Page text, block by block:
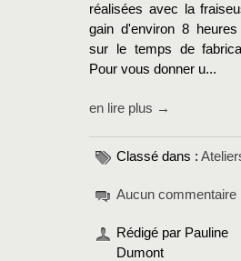
réalisées avec la
gain d'environ 8
sur le temps de
Pour vous donner u...
en lire plus →
Classé dans :
Aucun commentaire
Rédigé par Pauline
Dumont